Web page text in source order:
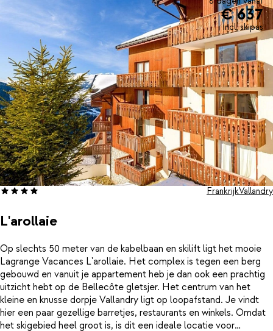
vele andere faciliteiten, zoals een brood bestelservice,
skilockers, fitnessruimte, gratis wifi en een biljardtafel. Dit wordt
een onvergetelijke vakantie!
€ 637
incl. skipas
L'arollaie
FrankrijkVallandry
Op slechts 50 meter van de kabelbaan en skilift ligt het mooie
Lagrange Vacances L'arollaie. Het complex is tegen een berg
gebouwd en vanuit je appartement heb je dan ook een prachtig
uitzicht hebt op de Bellecôte gletsjer. Het centrum van het
kleine en knusse dorpje Vallandry ligt op loopafstand. Je vindt
hier een paar gezellige barretjes, restaurants en winkels. Omdat
het skigebied heel groot is, is dit een ideale locatie voor